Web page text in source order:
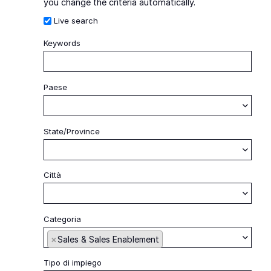
Live search
Keywords
Paese
State/Province
Città
Categoria
×Sales & Sales Enablement Begin typing to find
Tipo di impiego